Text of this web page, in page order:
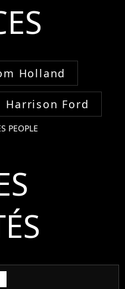
Holland
Harrison Ford
PEOPLE